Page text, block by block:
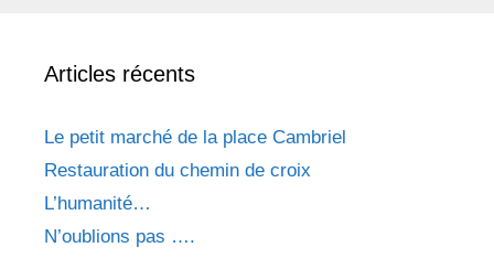
Articles récents
Le petit marché de la place Cambriel
Restauration du chemin de croix
L’humanité…
N’oublions pas ….